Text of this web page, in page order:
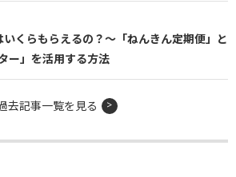
いくらもらえるの？～「ねんきん定期便」と
ー」を活用する方法
去記事一覧を見る